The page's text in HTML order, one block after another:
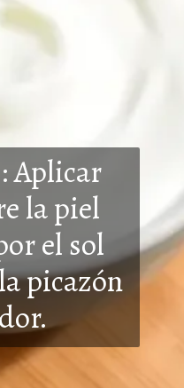
Aplicar
la piel
el sol
picazón
or.